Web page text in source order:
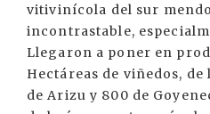
vitivinícola del sur
incontrastable,
Llegaron a poner en
Hectáreas de viñedos, de
de Arizu y 800 de